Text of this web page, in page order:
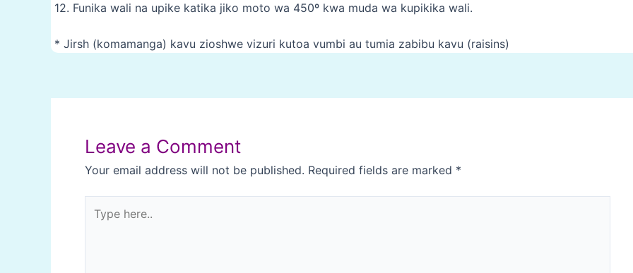
12. Funika wali na upike katika jiko moto wa 450º kwa muda wa kupikika wali.
* Jirsh (komamanga) kavu zioshwe vizuri kutoa vumbi au tumia zabibu kavu (raisins)
navigation
Leave a Comment
Your email address will not be published. Required fields are marked *
here..